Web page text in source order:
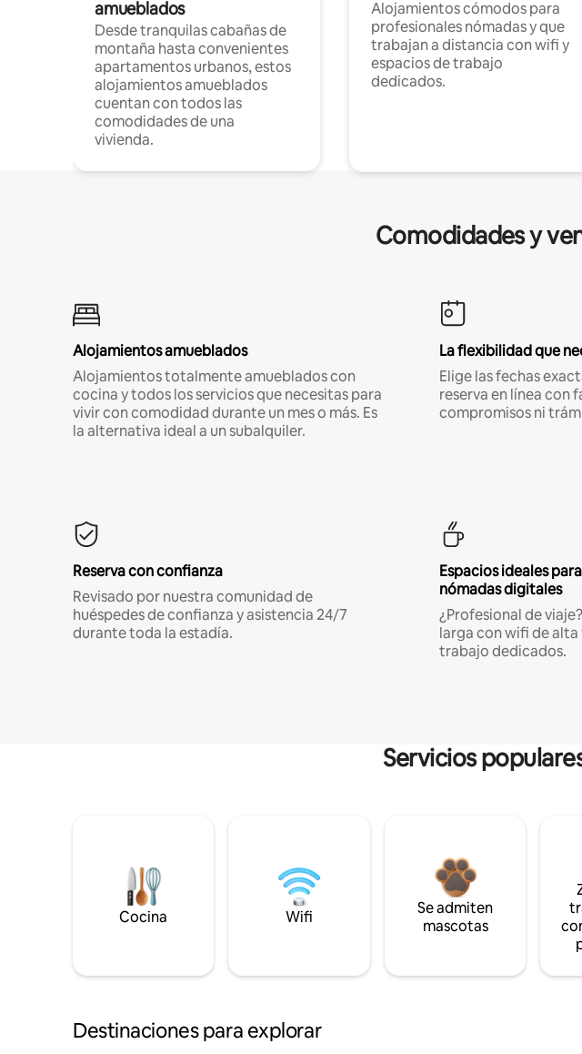
amueblados
Desde tranquilas cabañas de
montaña hasta convenientes
apartamentos urbanos, estos
alojamientos amueblados
cuentan con todos las
comodidades de una
vivienda.
Alojamientos cómodos para
profesionales nómadas y que
trabajan a distancia con wifi y
espacios de trabajo
dedicados.
Comodidades y
Alojamientos amueblados
Alojamientos totalmente amueblados con
cocina y todos los servicios que necesitas para
vivir con comodidad durante un mes o más. Es
la alternativa ideal a un subalquiler.
La flexibilidad que
Elige las fechas
reserva en línea con
compromisos ni
Reserva con confianza
Revisado por nuestra comunidad de
huéspedes de confianza y asistencia 24/7
durante toda la estadía.
Espacios ideales
nómadas digitales
¿Profesional de
larga con wifi de
trabajo dedicados.
Servicios
Cocina Wifi
Se admiten
mascotas
Destinaciones para explorar